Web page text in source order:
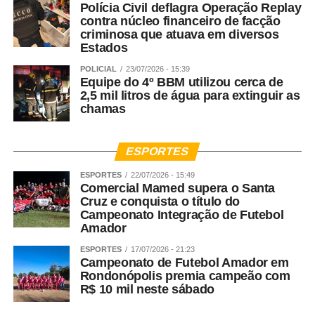
Polícia Civil deflagra Operação Replay
contra núcleo financeiro de facção
criminosa que atuava em diversos
Estados
POLICIAL 23/07/2026 - 15:39
Equipe do 4º BBM utilizou cerca de
2,5 mil litros de água para extinguir as
chamas
ESPORTES
ESPORTES 22/07/2026 - 15:49
Comercial Mamed supera o Santa
Cruz e conquista o título do
Campeonato Integração de Futebol
Amador
ESPORTES 17/07/2026 - 21:23
Campeonato de Futebol Amador em
Rondonópolis premia campeão com
R$ 10 mil neste sábado